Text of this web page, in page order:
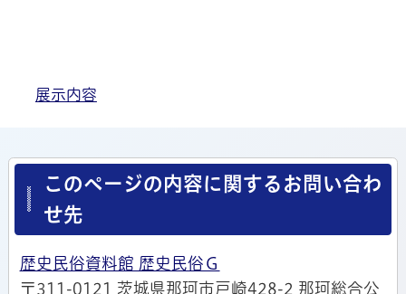
展示内容
このページの内容に関するお問い合わ
せ先
歴史民俗資料館 歴史民俗Ｇ
〒311-0121 茨城県那珂市戸崎428-2 那珂総合公